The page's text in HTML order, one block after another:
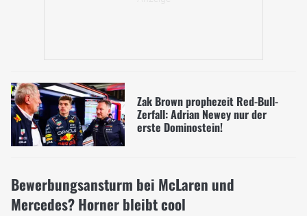
Zak Brown prophezeit Red-Bull-
Zerfall: Adrian Newey nur der
erste Dominostein!
Bewerbungsansturm bei McLaren und
Mercedes? Horner bleibt cool